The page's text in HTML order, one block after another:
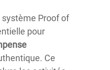
Proof of
pour
Ce